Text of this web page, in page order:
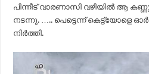
പിന്നീട് വാരണാസി വഴിയിൽ ആ
നടന്നു. ….. പെട്ടെന്ന് കെട്ട്യോളെ
നിർത്തി.